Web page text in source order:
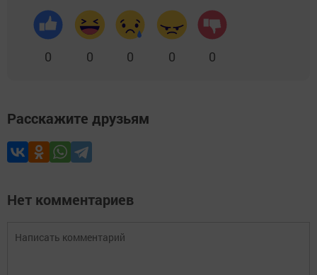
0 0 0 0 0
Расскажите друзьям
Нет комментариев